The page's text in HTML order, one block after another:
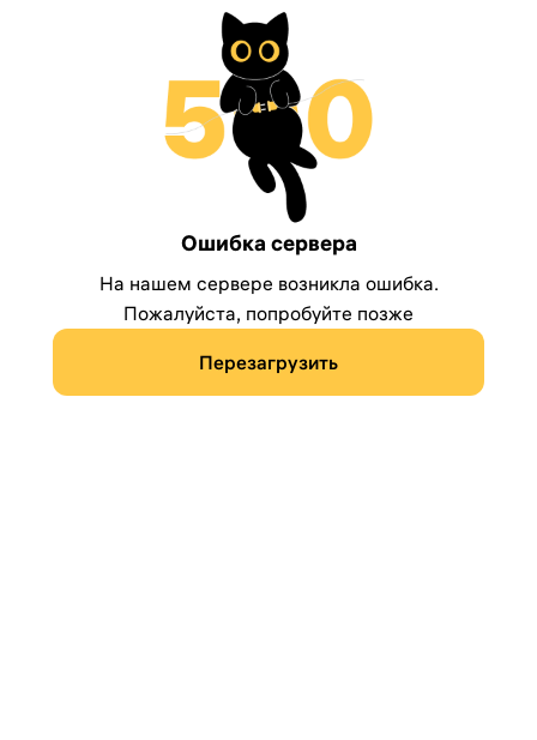
Ошибка сервера
На нашем сервере возникла ошибка.
Пожалуйста, попробуйте позже
Перезагрузить